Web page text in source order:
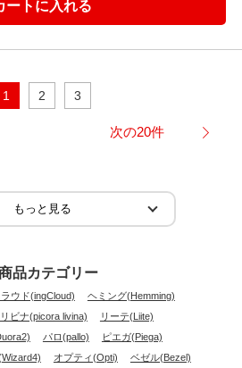
1 2 3
次の20件
品カテゴリー
ウド(ingCloud)
ヘミング(Hemming)
ビナ(picora livina)
リーテ(Liite)
パロ(pallo)
ピエガ(Piega)
オプティ(Opti)
ベゼル(Bezel)